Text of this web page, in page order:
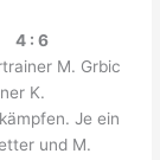
4 : 6
M. Grbic
K.
Je ein
und M.